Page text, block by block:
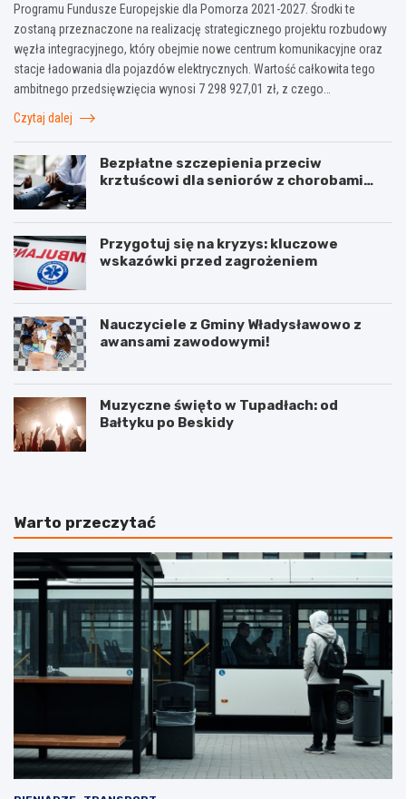
Programu Fundusze Europejskie dla Pomorza 2021-2027. Środki te
zostaną przeznaczone na realizację strategicznego projektu rozbudowy
węzła integracyjnego, który obejmie nowe centrum komunikacyjne oraz
stacje ładowania dla pojazdów elektrycznych. Wartość całkowita tego
ambitnego przedsięwzięcia wynosi 7 298 927,01 zł, z czego…
Czytaj dalej
Bezpłatne szczepienia przeciw
krztuścowi dla seniorów z chorobami
Przygotuj się na kryzys: kluczowe
wskazówki przed zagrożeniem
Nauczyciele z Gminy Władysławowo z
awansami zawodowymi!
Muzyczne święto w Tupadłach: od
Bałtyku po Beskidy
Warto przeczytać